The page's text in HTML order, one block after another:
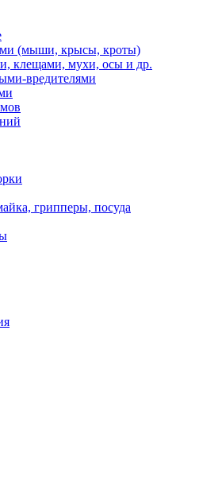
(мыши, крысы, кроты)
клещами, мухи, осы и др.
вредителями
грипперы, посуда